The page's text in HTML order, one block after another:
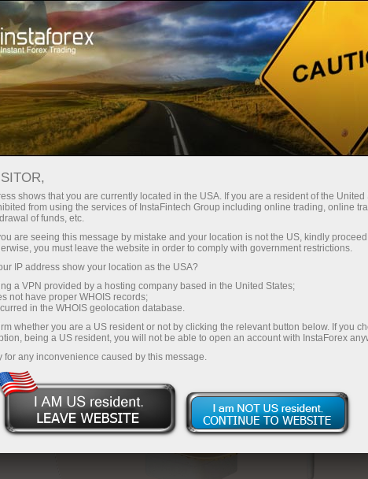
de la cuenta Plataforma comercial
Para
Para
Inversionistas
Para Socios Campañas
shows that you are currently located in the USA. If you are a resident of the United
from using the services of InstaFintech Group including online trading, online
of funds, etc.
are seeing this message by mistake and your location is not the US, kindly
you must leave the website in order to comply with government restrictions.
IP address show your location as the USA?
a VPN provided by a hosting company based in the United States;
not have proper WHOIS records;
in the WHOIS geolocation database.
whether you are a US resident or not by clicking the relevant button below. If you
being a US resident, you will not be able to open an account with InstaForex
for any inconvenience caused by this message.